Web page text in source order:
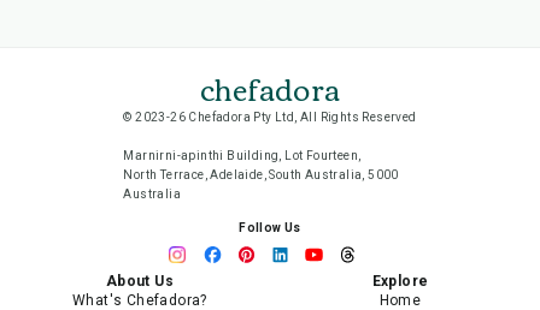
chefadora
© 2023-26 Chefadora Pty Ltd, All Rights Reserved
Marnirni-apinthi Building, Lot Fourteen,
North Terrace, Adelaide, South Australia, 5000
Australia
Follow Us
About Us
What's Chefadora?
Explore
Home